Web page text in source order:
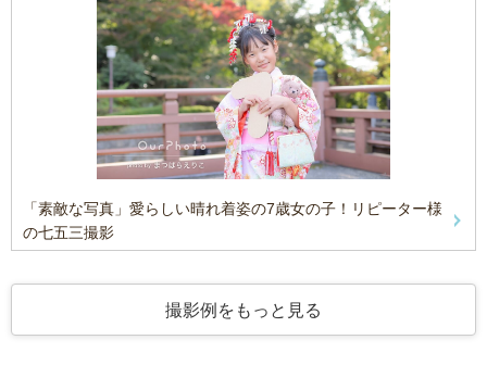
「素敵な写真」愛らしい晴れ着姿の7歳女の子！リピーター様
の七五三撮影
撮影例をもっと見る